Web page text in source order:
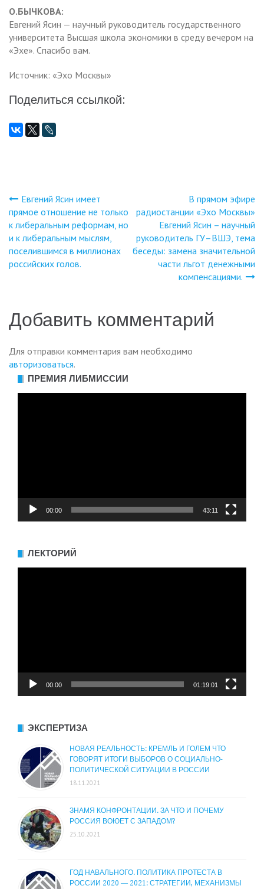
О.БЫЧКОВА:
Евгений Ясин — научный руководитель государственного
университета Высшая школа экономики в среду вечером на
«Эхе». Спасибо вам.
Источник: «Эхо Москвы»
Поделиться ссылкой:
Навигация
по
записям
Евгений Ясин имеет
прямое отношение не только
к либеральным реформам, но
и к либеральным мыслям,
поселившимся в миллионах
российских голов.
В прямом эфире
радиостанции «Эхо Москвы»
Евгений Ясин – научный
руководитель ГУ–ВШЭ, тема
беседы: замена значительной
части льгот денежными
компенсациями.
Добавить комментарий
Для отправки комментария вам необходимо
авторизоваться.
ПРЕМИЯ ЛИБМИССИИ
00:00 43:11
ЛЕКТОРИЙ
00:00 01:19:01
ЭКСПЕРТИЗА
НОВАЯ РЕАЛЬНОСТЬ: КРЕМЛЬ И ГОЛЕМ ЧТО
ГОВОРЯТ ИТОГИ ВЫБОРОВ О СОЦИАЛЬНО-
ПОЛИТИЧЕСКОЙ СИТУАЦИИ В РОССИИ
18.11.2021
ЗНАМЯ КОНФРОНТАЦИИ. ЗА ЧТО И ПОЧЕМУ
РОССИЯ ВОЮЕТ С ЗАПАДОМ?
25.10.2021
ГОД НАВАЛЬНОГО. ПОЛИТИКА ПРОТЕСТА В
РОССИИ 2020 — 2021: СТРАТЕГИИ, МЕХАНИЗМЫ